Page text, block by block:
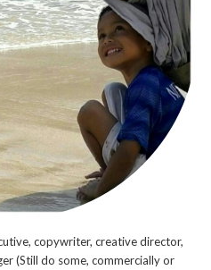
copywriter, creative director,
(Still do some, commercially or